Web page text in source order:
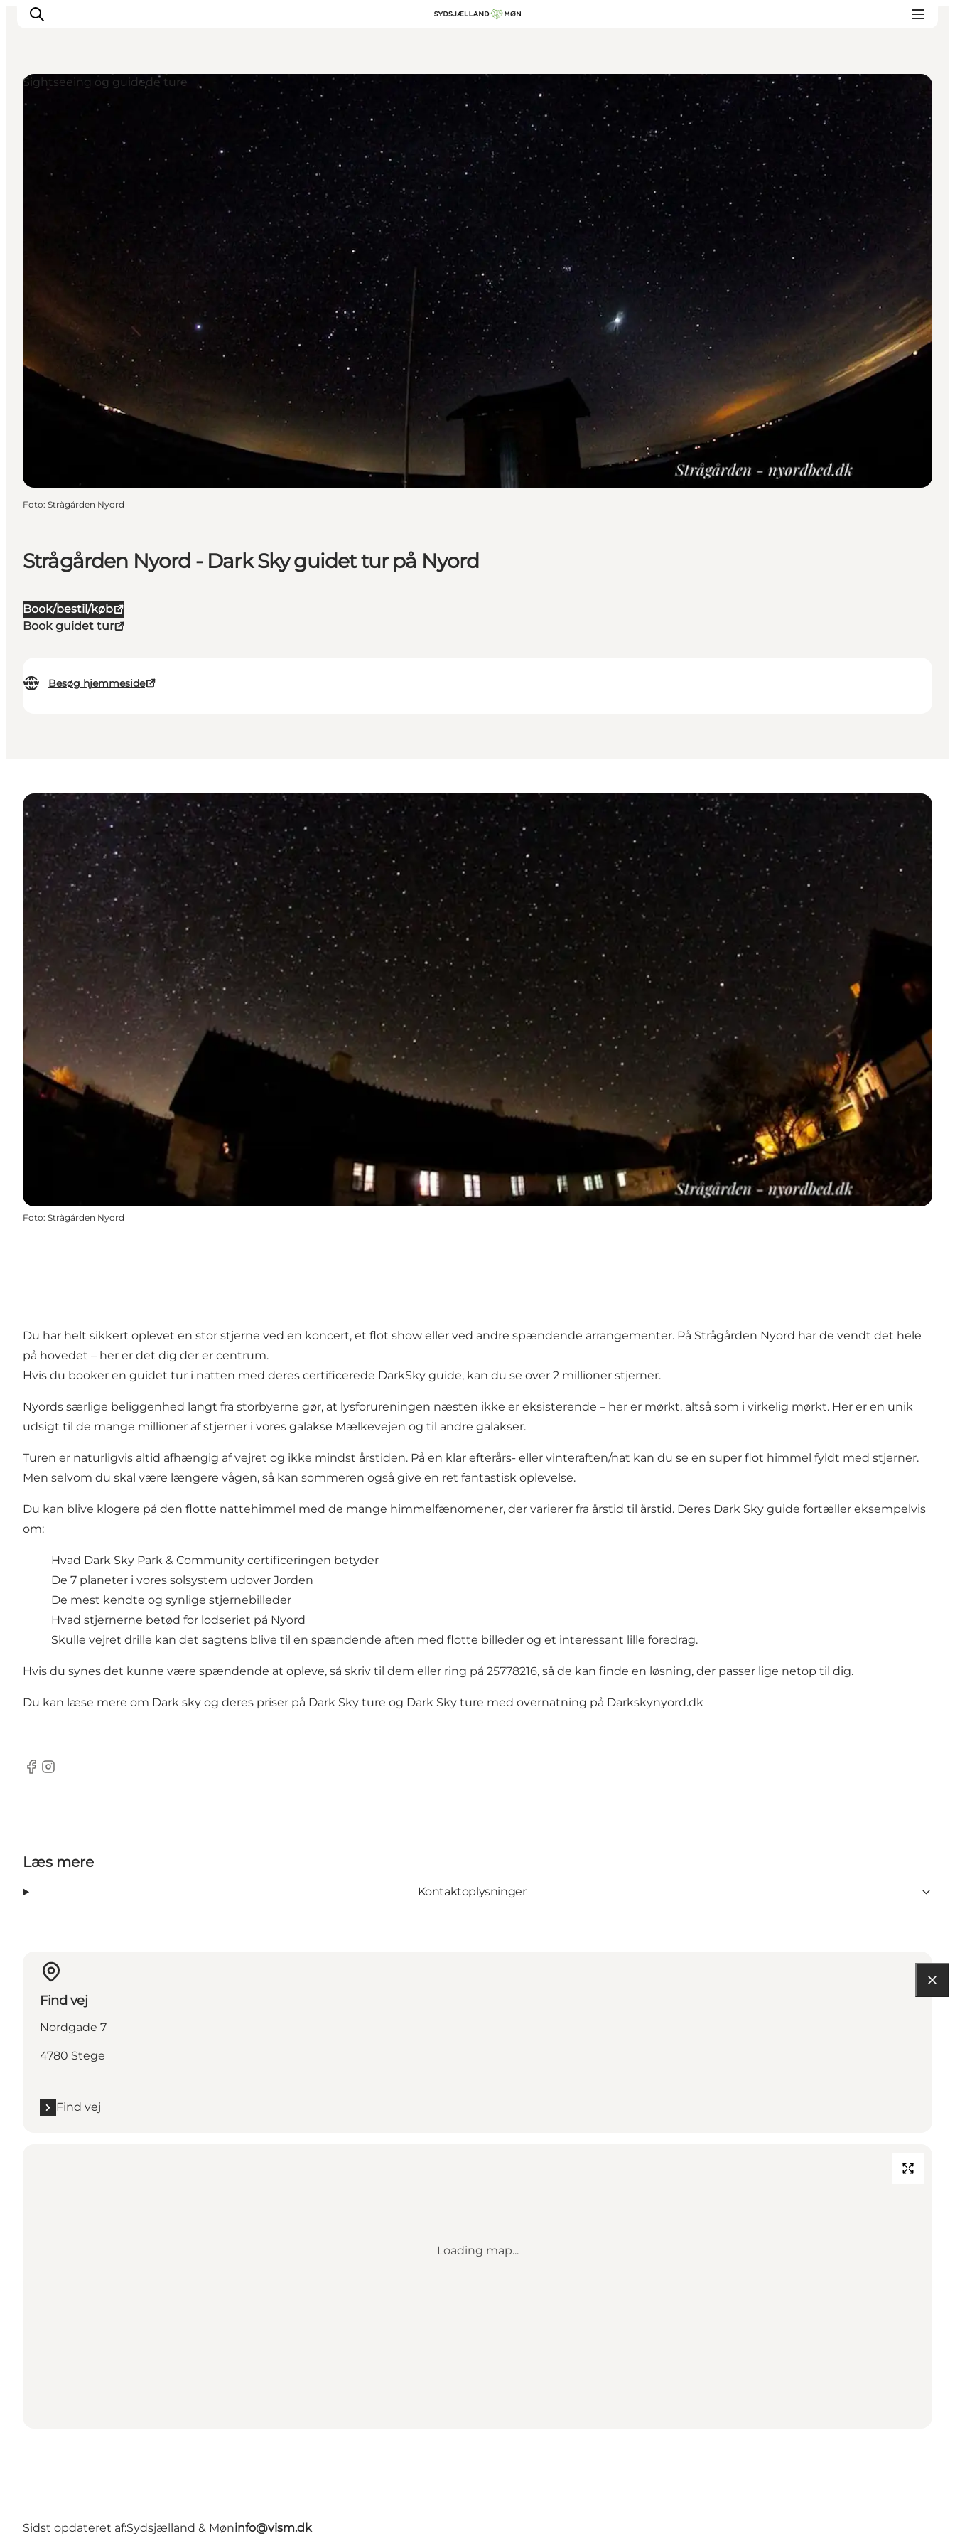
Byer og steder
Spis
Overnat
Planlæg din tur
Strågården Nyord - Dark Sky guidet tur på Nyord
Book/bestil/køb
Book guidet tur
Besøg hjemmeside
Sightseeing og guidede ture
Foto: Strågården Nyord
Foto: Strågården Nyord
Du har helt sikkert oplevet en stor stjerne ved en koncert, et flot show eller ved andre spændende arrangementer. På Strågården Nyord har de vendt det hele
på hovedet – her er det dig der er centrum.
Hvis du booker en guidet tur i natten med deres certificerede DarkSky guide, kan du se over 2 millioner stjerner.
Nyords særlige beliggenhed langt fra storbyerne gør, at lysforureningen næsten ikke er eksisterende – her er mørkt, altså som i virkelig mørkt. Her er en unik
udsigt til de mange millioner af stjerner i vores galakse Mælkevejen og til andre galakser.
Turen er naturligvis altid afhængig af vejret og ikke mindst årstiden. På en klar efterårs- eller vinteraften/nat kan du se en super flot himmel fyldt med stjerner.
Men selvom du skal være længere vågen, så kan sommeren også give en ret fantastisk oplevelse.
Du kan blive klogere på den flotte nattehimmel med de mange himmelfænomener, der varierer fra årstid til årstid. Deres Dark Sky guide fortæller eksempelvis
om:
Hvad Dark Sky Park & Community certificeringen betyder
De 7 planeter i vores solsystem udover Jorden
De mest kendte og synlige stjernebilleder
Hvad stjernerne betød for lodseriet på Nyord
Skulle vejret drille kan det sagtens blive til en spændende aften med flotte billeder og et interessant lille foredrag.
Hvis du synes det kunne være spændende at opleve, så skriv til dem eller ring på 25778216, så de kan finde en løsning, der passer lige netop til dig.
Du kan læse mere om Dark sky og deres priser på Dark Sky ture og Dark Sky ture med overnatning på Darkskynyord.dk
Facebook
Instagram
Læs mere
Kontaktoplysninger
Find vej
Nordgade 7
4780 Stege
Find vej
Loading map...
Sidst opdateret af:Sydsjælland & Møninfo@vism.dk